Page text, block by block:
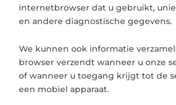
internetbrowser dat u gebruikt,
en andere diagnostische gegevens.
We kunnen ook informatie
browser verzendt wanneer u onze
of wanneer u toegang krijgt tot de
een mobiel apparaat.